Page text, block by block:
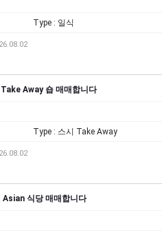
Type : 일식
Away 숍 매매합니다
Type : 스시 Take Away
Asian 식당 매매합니다